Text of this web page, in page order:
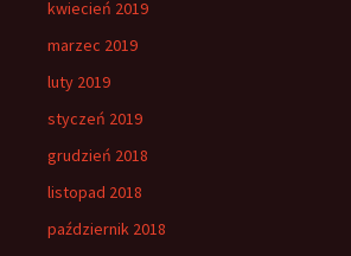
kwiecień 2019
marzec 2019
luty 2019
styczeń 2019
grudzień 2018
listopad 2018
październik 2018